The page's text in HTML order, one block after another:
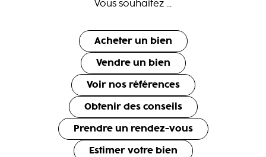
Vous souhaitez ...
Acheter un bien
Vendre un bien
Voir nos références
Obtenir des conseils
Prendre un rendez-vous
Estimer votre bien